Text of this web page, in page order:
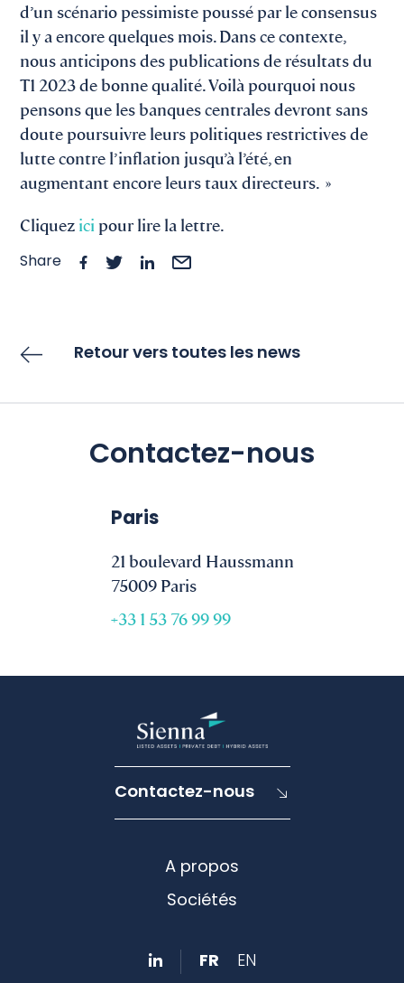
d’un scénario pessimiste poussé par le consensus
il y a encore quelques mois. Dans ce contexte,
nous anticipons des publications de résultats du
T1 2023 de bonne qualité. Voilà pourquoi nous
pensons que les banques centrales devront sans
doute poursuivre leurs politiques restrictives de
lutte contre l’inflation jusqu’à l’été, en
augmentant encore leurs taux directeurs. »
Cliquez ici pour lire la lettre.
Share
Retour vers toutes les news
Contactez-nous
Paris
21 boulevard Haussmann
75009 Paris
+33 1 53 76 99 99
Contactez-nous
A propos
Sociétés
FR EN